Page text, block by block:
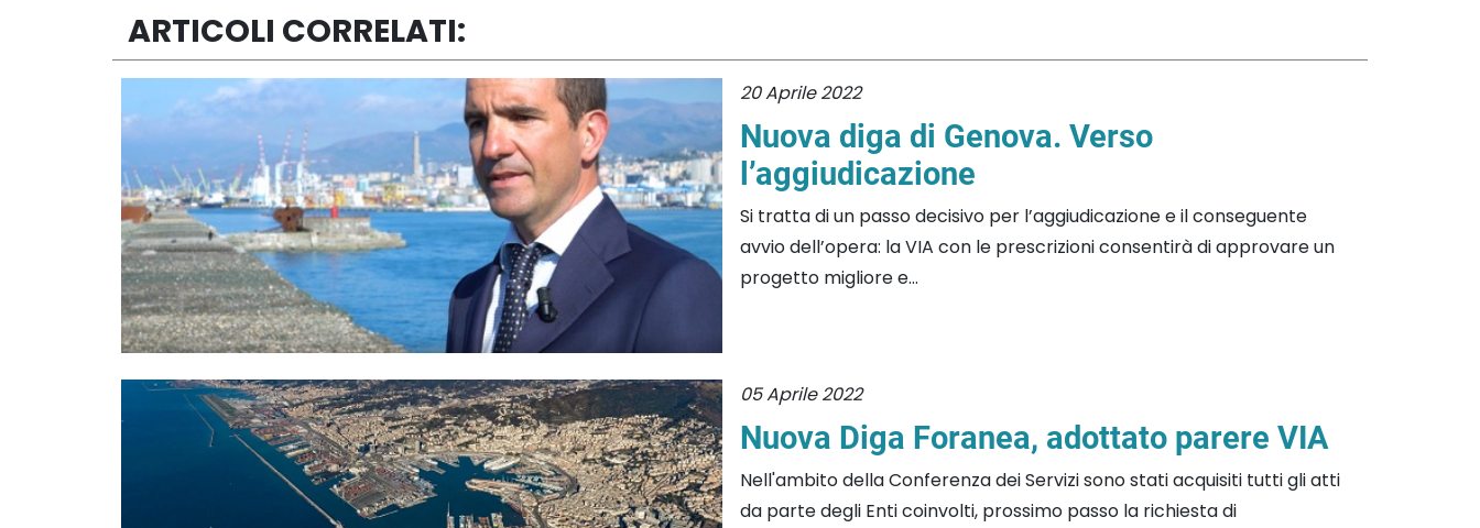
ARTICOLI CORRELATI:
20 Aprile 2022
Nuova diga di Genova. Verso
l’aggiudicazione
Si tratta di un passo decisivo per l’aggiudicazione e il conseguente
avvio dell’opera: la VIA con le prescrizioni consentirà di approvare un
progetto migliore e...
05 Aprile 2022
Nuova Diga Foranea, adottato parere VIA
Nell'ambito della Conferenza dei Servizi sono stati acquisiti tutti gli atti
da parte degli Enti coinvolti, prossimo passo la richiesta di